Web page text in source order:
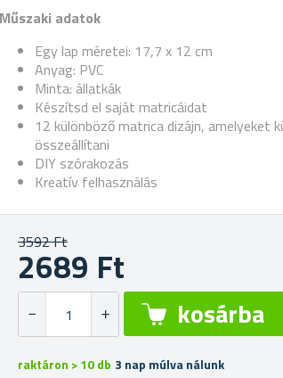
Műszaki adatok
Egy lap méretei: 17,7 x 12 cm
Anyag: PVC
Minta: állatkák
Készítsd el saját matricáidat
12 különböző matrica dizájn, amelyeket
összeállítani
DIY szórakozás
Kreatív felhasználás
3592 Ft
2689 Ft
raktáron > 10 db 3 nap múlva nálunk